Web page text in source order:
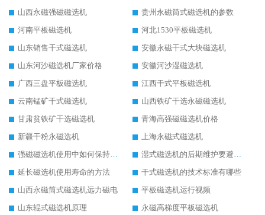
山西永磁强磁磁选机
贵州永磁筒式磁选机的参数
河南平板磁选机
河北1530平板磁选机
山东销售干式磁选机
安徽永磁干式大块磁选机
山东河沙磁选机厂家价格
安徽河沙湿磁选机
广西三盘平板磁选机
江西干式平板磁选机
云南锰矿干式磁选机
山西铁矿干选永磁磁选机
甘肃贫铁矿干选磁选机
青海高强磁磁选机价格
新疆干粉永磁选机
上海永磁式磁选机
强磁磁选机使用中如何保持其顺畅运行
湿式磁选机的后期维护要避开哪些坑
延长磁选机使用寿命的方法
干式磁选机的技术标准有哪些
山西永磁筒式磁选机远力磁电
平板磁选机运行视频
山东辊式磁选机原理
永磁高梯度平板磁选机